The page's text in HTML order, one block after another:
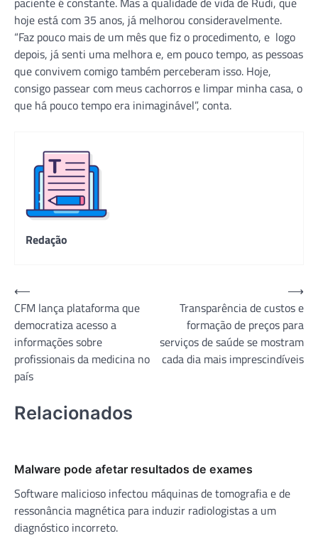
hoje está com 35 anos, já melhorou consideravelmente.
“Faz pouco mais de um mês que fiz o procedimento, e logo
depois, já senti uma melhora e, em pouco tempo, as pessoas
que convivem comigo também perceberam isso. Hoje,
consigo passear com meus cachorros e limpar minha casa, o
que há pouco tempo era inimaginável”, conta.
Redação
Navegação
de
Post
⟵
CFM lança plataforma que
democratiza acesso a
informações sobre
profissionais da medicina no
país
Transparência de custos e
formação de preços para
serviços de saúde se mostram
cada dia mais imprescindíveis
⟶
Relacionados
Malware pode afetar resultados de exames
Software malicioso infectou máquinas de tomografia e de
ressonância magnética para induzir radiologistas a um
diagnóstico incorreto.